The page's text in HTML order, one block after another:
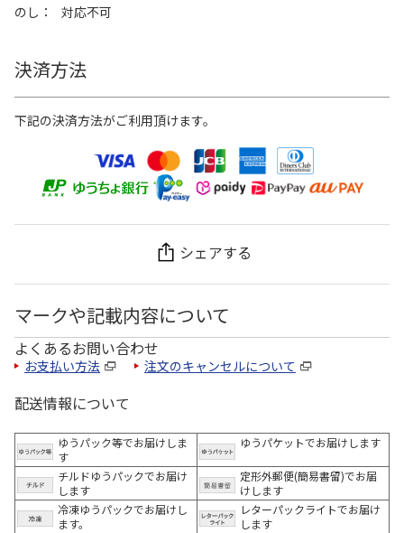
のし
対応不可
決済方法
下記の決済方法がご利用頂けます。
シェアする
マークや記載内容について
よくあるお問い合わせ
お支払い方法 注文のキャンセルについて
配送情報について
ゆうパック等でお届けしま
す
ゆうパケットでお届けします
チルドゆうパックでお届け
します
定形外郵便(簡易書留)でお届
けします
冷凍ゆうパックでお届けし
ます。
レターパックライトでお届け
します